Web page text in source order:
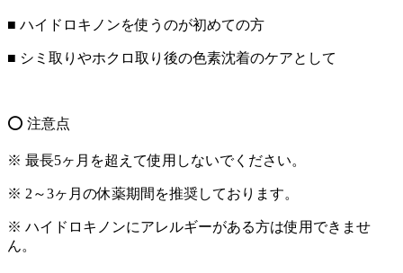
■ ハイドロキノンを使うのが初めての方
■ シミ取りやホクロ取り後の色素沈着のケアとして
️⭕️ 注意点
※ 最長5ヶ月を超えて使用しないでください。
※ 2～3ヶ月の休薬期間を推奨しております。
※ ハイドロキノンにアレルギーがある方は使用できませ
ん。